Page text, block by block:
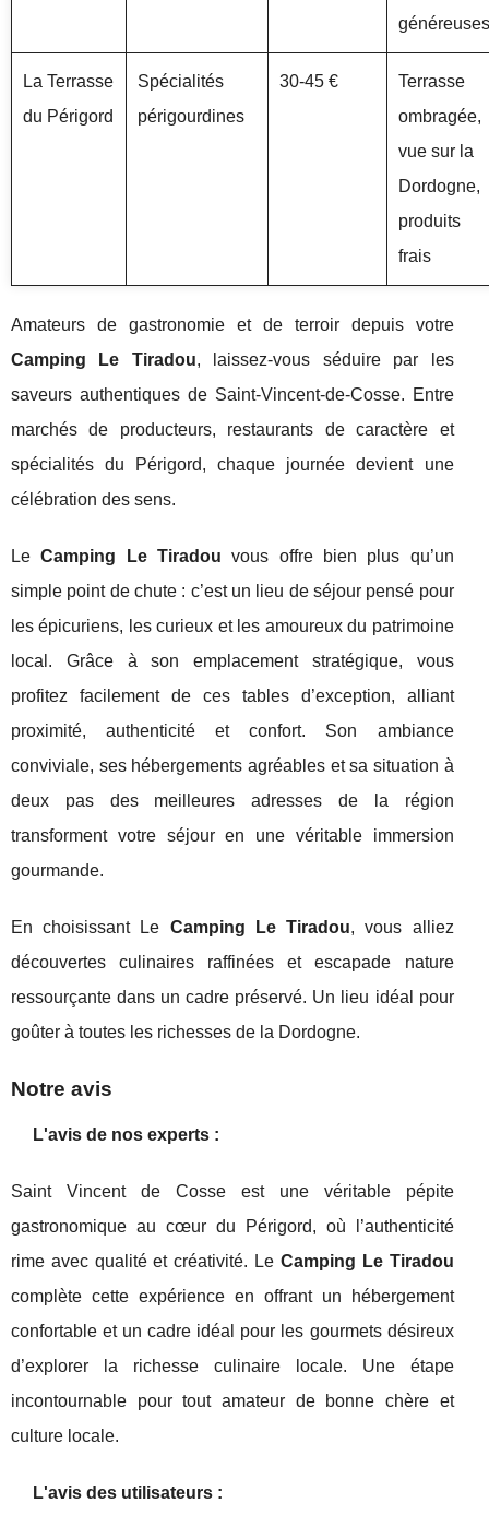
généreuses
La Terrasse
du Périgord
Spécialités
périgourdines
30-45 €
Terrasse
ombragée,
vue sur la
Dordogne,
produits
frais
Amateurs de gastronomie et de terroir depuis votre
Camping Le Tiradou, laissez-vous séduire par les
saveurs authentiques de Saint-Vincent-de-Cosse. Entre
marchés de producteurs, restaurants de caractère et
spécialités du Périgord, chaque journée devient une
célébration des sens.
LeCamping Le Tiradou vous offre bien plus qu’un
simple point de chute : c’est un lieu de séjour pensé pour
les épicuriens, les curieux et les amoureux du patrimoine
local. Grâce à son emplacement stratégique, vous
profitez facilement de ces tables d’exception, alliant
proximité, authenticité et confort. Son ambiance
conviviale, ses hébergements agréables et sa situation à
deux pas des meilleures adresses de la région
transforment votre séjour en une véritable immersion
gourmande.
En choisissant Le Camping Le Tiradou, vous alliez
découvertes culinaires raffinées et escapade nature
ressourçante dans un cadre préservé. Un lieu idéal pour
goûter à toutes les richesses de la Dordogne.
Notre avis
L'avis de nos experts :
Saint Vincent de Cosse est une véritable pépite
gastronomique au cœur du Périgord, où l’authenticité
rime avec qualité et créativité. Le Camping Le Tiradou
complète cette expérience en offrant un hébergement
confortable et un cadre idéal pour les gourmets désireux
d’explorer la richesse culinaire locale. Une étape
incontournable pour tout amateur de bonne chère et
culture locale.
L'avis des utilisateurs :